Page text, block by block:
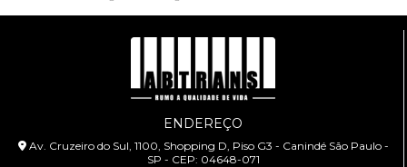
ENDEREÇO
Av. Cruzeiro do Sul, 1100, Shopping D, Piso G3 - Canindé São Paulo -
SP - CEP: 04648-071